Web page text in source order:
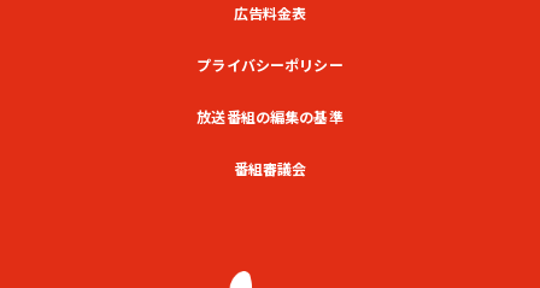
広告料金表
プライバシーポリシー
放送番組の編集の基準
番組審議会